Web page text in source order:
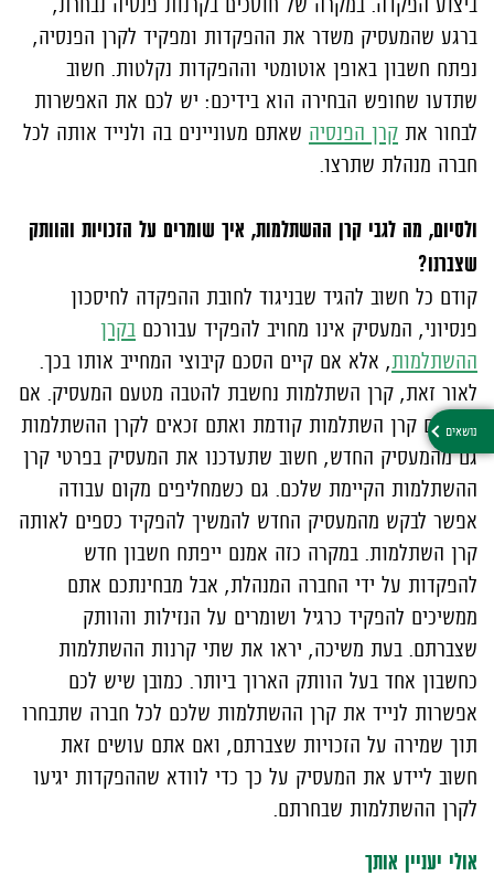
ברגע שהמעסיק משדר את ההפקדות ומפקיד לקרן הפנסיה,
נפתח חשבון באופן אוטומטי וההפקדות נקלטות. חשוב
שתדעו שחופש הבחירה הוא בידיכם: יש לכם את האפשרות
לבחור את קרן הפנסיה שאתם מעוניינים בה ולנייד אותה לכל
חברה מנהלת שתרצו.
ולסיום, מה לגבי קרן ההשתלמות, איך שומרים על הזכויות והוותק
שצברנו?
קודם כל חשוב להגיד שבניגוד לחובת ההפקדה לחיסכון
פנסיוני, המעסיק אינו מחויב להפקיד עבורכם בקרן
ההשתלמות, אלא אם קיים הסכם קיבוצי המחייב אותו בכך.
לאור זאת, קרן השתלמות נחשבת להטבה מטעם המעסיק. אם
יש לכם קרן השתלמות קודמת ואתם זכאים לקרן ההשתלמות
גם מהמעסיק החדש, חשוב שתעדכנו את המעסיק בפרטי קרן
ההשתלמות הקיימת שלכם. גם כשמחליפים מקום עבודה
אפשר לבקש מהמעסיק החדש להמשיך להפקיד כספים לאותה
קרן השתלמות. במקרה כזה אמנם ייפתח חשבון חדש
להפקדות על ידי החברה המנהלת, אבל מבחינתכם אתם
ממשיכים להפקיד כרגיל ושומרים על הנזילות והוותק
שצברתם. בעת משיכה, יראו את שתי קרנות ההשתלמות
כחשבון אחד בעל הוותק הארוך ביותר. כמובן שיש לכם
אפשרות לנייד את קרן ההשתלמות שלכם לכל חברה שתבחרו
תוך שמירה על הזכויות שצברתם, ואם אתם עושים זאת
חשוב ליידע את המעסיק על כך כדי לוודא שההפקדות יגיעו
לקרן ההשתלמות שבחרתם.
אולי יעניין אותך